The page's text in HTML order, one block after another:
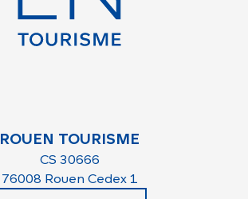
ROUEN TOURISME
CS 30666
76008 Rouen Cedex 1